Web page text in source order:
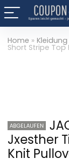
Home » Kleidung
Short Stripe Top
ABGELAUFEN
Jxesther
Knit